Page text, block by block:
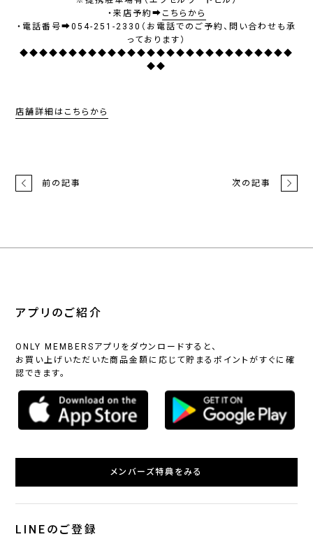
・来店予約➡ こちらから
・電話番号➡054-251-2330（お電話でのご予約、問い合わせも承
っております）
◆◆◆◆◆◆◆◆◆◆◆◆◆◆◆◆◆◆◆◆◆◆◆◆◆◆◆◆
◆◆
店舗詳細はこちらから
前の記事 次の記事
アプリのご紹介
ONLY MEMBERSアプリをダウンロードすると、
お買い上げいただいた商品金額に応じて貯まるポイントがすぐに確
認できます。
メンバーズ特典をみる
LINEのご登録